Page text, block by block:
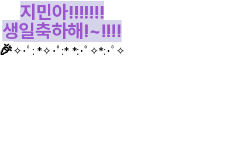
지민아!!!!!!!
생일축하해!~!!!!
🎉✧･ﾟ: *✧･ﾟ:* *:･ﾟ✧*:･ﾟ✧